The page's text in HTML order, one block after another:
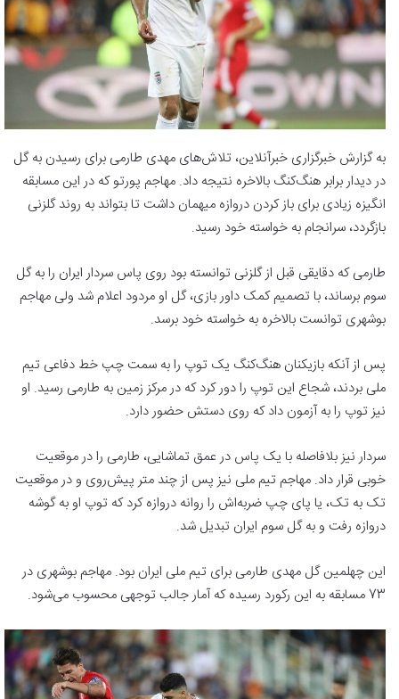
به گزارش خبرگزاری خبرآنلاین، تلاش‌های مهدی طارمی برای رسیدن به گل
در دیدار برابر هنگ‌کنگ بالاخره نتیجه داد. مهاجم پورتو که در این مسابقه
انگیزه زیادی برای باز کردن دروازه میهمان داشت تا بتواند به روند گلزنی
بازگردد، سرانجام به خواسته خود رسید.
طارمی که دقایقی قبل از گلزنی توانسته بود روی پاس سردار ایران را به گل
سوم برساند، با تصمیم کمک داور بازی، گل او مردود اعلام شد ولی مهاجم
بوشهری توانست بالاخره به خواسته خود برسد.
پس از آنکه بازیکنان هنگ‌کنگ یک توپ را به سمت چپ خط دفاعی تیم
ملی بردند، شجاع این توپ را دور کرد که در مرکز زمین به طارمی رسید. او
نیز توپ را به آزمون داد که روی دستش حضور دارد.
سردار نیز بلافاصله با یک پاس در عمق تماشایی، طارمی را در موقعیت
خوبی قرار داد. مهاجم تیم ملی نیز پس از چند متر پیش‌روی و در موقعیت
تک به تک، یا پای چپ ضربه‌اش را روانه دروازه کرد که توپ او به گوشه
دروازه رفت و به گل سوم ایران تبدیل شد.
این چهلمین گل مهدی طارمی برای تیم ملی ایران بود. مهاجم بوشهری در
73 مسابقه به این رکورد رسیده که آمار جالب توجهی محسوب می‌شود.